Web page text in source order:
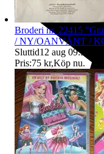
Broderi nr. 22415
/ NY/OANVÄNT /
Sluttid12 aug 09:56
Pris:75 kr,Köp nu.